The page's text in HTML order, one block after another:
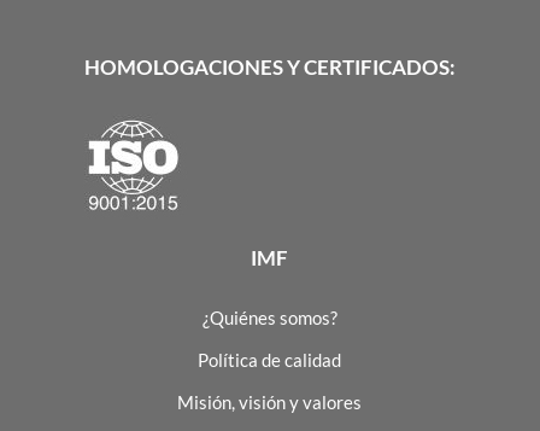
HOMOLOGACIONES Y CERTIFICADOS:
IMF
¿Quiénes somos?
Política de calidad
Misión, visión y valores